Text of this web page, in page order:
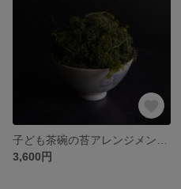
3,600円